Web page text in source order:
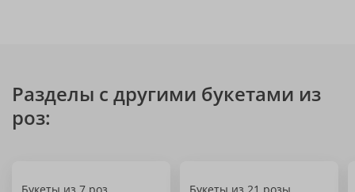
Разделы с другими букетами из
роз: